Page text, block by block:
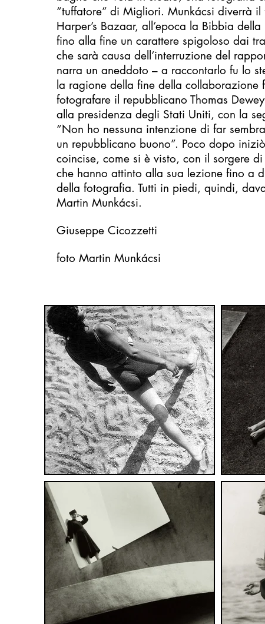
“tuffatore” di Migliori. Munkácsi diverrà
Harper’s Bazaar, all’epoca la Bibbia
fino alla fine un carattere spigoloso dai
che sarà causa dell’interruzione del
narra un aneddoto – a raccontarlo fu lo
la ragione della fine della collaborazione
fotografare il repubblicano Thomas
alla presidenza degli Stati Uniti, con la
“Non ho nessuna intenzione di far
un repubblicano buono”. Poco dopo
coincise, come si è visto, con il sorgere
che hanno attinto alla sua lezione fino a
della fotografia. Tutti in piedi, quindi,
Martin Munkácsi.
Giuseppe Cicozzetti
foto Martin Munkácsi